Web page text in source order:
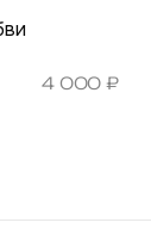
4 000₽